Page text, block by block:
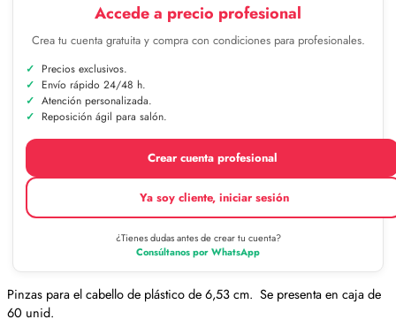
Accede a precio profesional
Crea tu cuenta gratuita y compra con condiciones para profesionales.
Precios exclusivos.
Envío rápido 24/48 h.
Atención personalizada.
Reposición ágil para salón.
Crear cuenta profesional
Ya soy cliente, iniciar sesión
¿Tienes dudas antes de crear tu cuenta?
Consúltanos por WhatsApp
Pinzas para el cabello de plástico de 6,53 cm. Se presenta en caja de
60 unid.